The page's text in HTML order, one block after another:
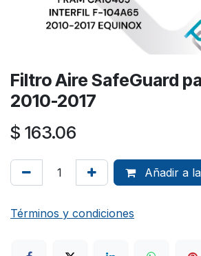
Filtro Aire SafeGuard
2010-2017
$ 163.06
Añadir a
Términos y condiciones